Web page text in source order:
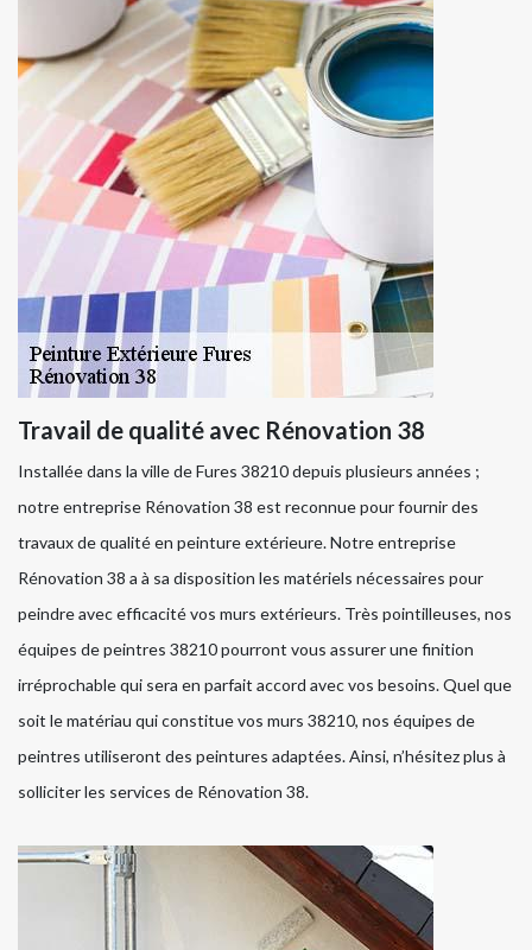
Travail de qualité avec Rénovation 38
Installée dans la ville de Fures 38210 depuis plusieurs années ;
notre entreprise Rénovation 38 est reconnue pour fournir des
travaux de qualité en peinture extérieure. Notre entreprise
Rénovation 38 a à sa disposition les matériels nécessaires pour
peindre avec efficacité vos murs extérieurs. Très pointilleuses, nos
équipes de peintres 38210 pourront vous assurer une finition
irréprochable qui sera en parfait accord avec vos besoins. Quel que
soit le matériau qui constitue vos murs 38210, nos équipes de
peintres utiliseront des peintures adaptées. Ainsi, n’hésitez plus à
solliciter les services de Rénovation 38.